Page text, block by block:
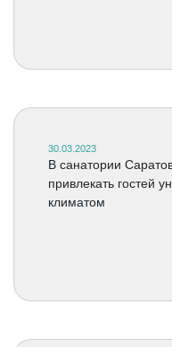
30.03.2023
В санатории
привлекать гостей
климатом